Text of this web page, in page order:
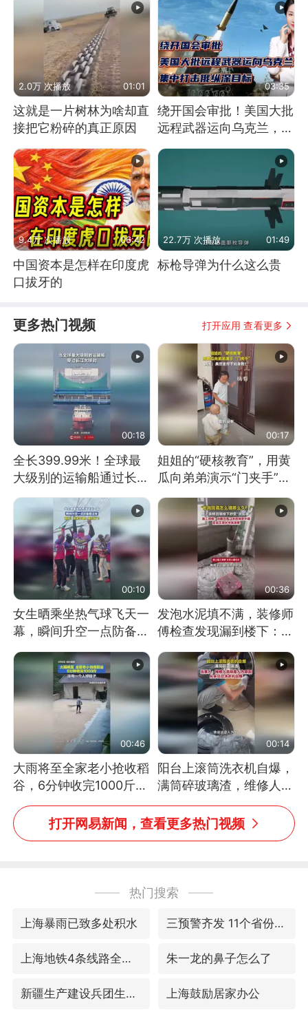
2.0万 次播放 01:01
这就是一片树林为啥却直
接把它粉碎的真正原因
03:35
绕开国会审批！美国大批
远程武器运向乌克兰，集
9.4万 次播放 06:42
中国资本是怎样在印度虎
口拔牙的
22.7万 次播放 01:49
标枪导弹为什么这么贵
更多热门视频 打开应用 查看更多
00:18
全长399.99米！全球最
大级别的运输船通过长江
大桥这一幕，太震撼了！
00:17
姐姐的“硬核教育”，用黄
瓜向弟弟演示“门夹手”，
网友：果然言传不如身
教！
00:10
女生晒乘坐热气球飞天一
幕，瞬间升空一点防备都
没有
00:36
发泡水泥填不满，装修师
傅检查发现漏到楼下：出
风口未延伸到外墙
00:46
大雨将至全家老小抢收稻
谷，6分钟收完1000斤，
没有一个人掉链子
00:14
阳台上滚筒洗衣机自爆，
满筒碎玻璃渣，维修人员
称是人为原因，从未见过
洗衣机自爆
打开网易新闻，查看更多热门视频
热门搜索
上海暴雨已致多处积水 三预警齐发 11个省份有大到暴雨
上海地铁4条线路全线停运 朱一龙的鼻子怎么了
新疆生产建设兵团生态环境局原局长被查 上海鼓励居家办公